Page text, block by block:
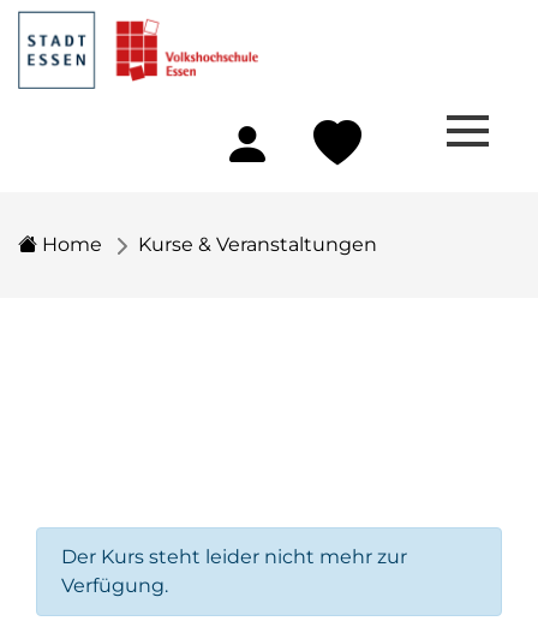
Home Kurse & Veranstaltungen
Der Kurs steht leider nicht mehr zur
Verfügung.